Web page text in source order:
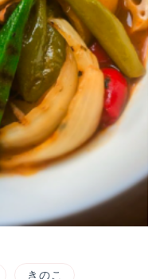
きのこ